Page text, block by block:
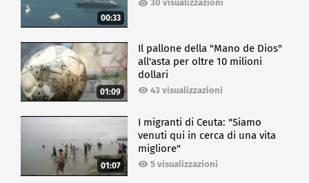
00:33
30 visualizzazioni
01:09
Il pallone della "Mano de Dios"
all'asta per oltre 10 milioni
dollari
43 visualizzazioni
01:07
I migranti di Ceuta: "Siamo
venuti qui in cerca di una vita
migliore"
5 visualizzazioni